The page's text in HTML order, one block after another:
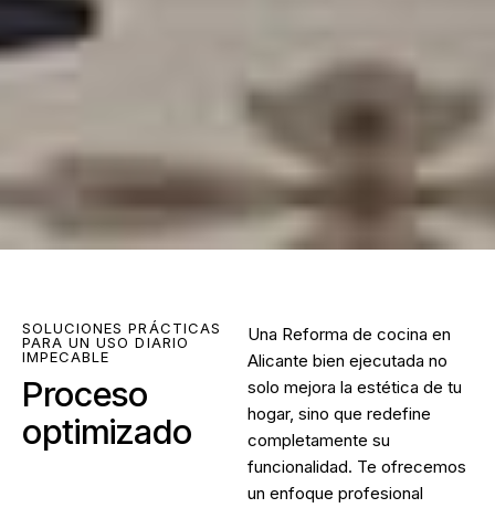
SOLUCIONES PRÁCTICAS
PARA UN USO DIARIO
IMPECABLE
Proceso
optimizado
Una Reforma de cocina en
Alicante bien ejecutada no
solo mejora la estética de tu
hogar, sino que redefine
completamente su
funcionalidad. Te ofrecemos
un enfoque profesional